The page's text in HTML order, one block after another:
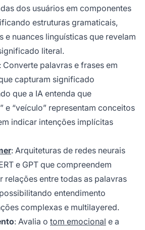
dos usuários em componentes
estruturas gramaticais,
e nuances linguísticas que revelam
literal.
: Converte palavras e frases em
capturam significado
que a IA entenda que
e “veículo” representam conceitos
indicar intenções implícitas
: Arquiteturas de redes neurais
e GPT que compreendem
relações entre todas as palavras
entendimento
complexas e multilayered.
: Avalia o tom emocional e a